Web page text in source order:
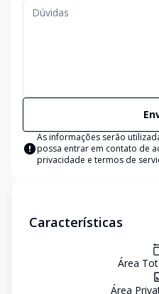
As informações serão
possa entrar em contato de
privacidade e termos de
Características
Área
Área